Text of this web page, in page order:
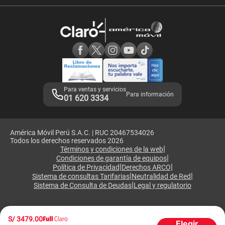
S/3479.00
Consulta de IMEI
Consulta de reclamos
Adquirientes iPhone 6, 6S y SE
Mensaje de Seguridad
Términos y Condiciones de Tienda Claro
Libro de Reclamaciones
Legales de marketplace
Para ventas y servicios
01 620 3334 Para información
América Móvil Perú S.A.C. | RUC 20467534026
Todos los derechos reservados 2026
Términos y condiciones de la web|
Condiciones de garantía de equipos
Política de Privacidad Derechos ARCO
Sistema de consultas Tarifarias Neutralidad de Red
Sistema de Consulta de Deudas Legal y regulatorio